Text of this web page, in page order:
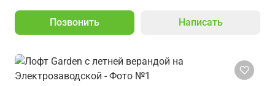
Позвонить Написать